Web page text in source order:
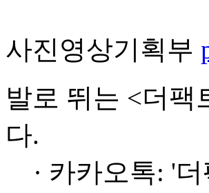
사진영상기획부
발로 뛰는 <더팩
다.
· 카카오톡: '